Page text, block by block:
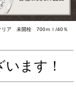
リア 未開栓 700ｍｌ/40％
ます！